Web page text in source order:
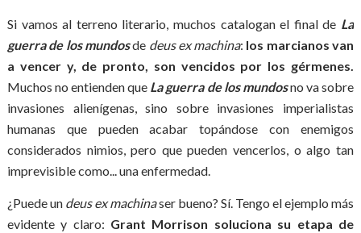
Si vamos al terreno literario, muchos catalogan el final de La
guerra de los mundosde deus ex machina: los marcianos van
a vencer y, de pronto, son vencidos por los gérmenes.
Muchos no entienden que La guerra de los mundosno va sobre
invasiones alienígenas, sino sobre invasiones imperialistas
humanas que pueden acabar topándose con enemigos
considerados nimios, pero que pueden vencerlos, o algo tan
imprevisible como... una enfermedad.
¿Puede un deus ex machinaser bueno? Sí. Tengo el ejemplo más
evidente y claro: Grant Morrison soluciona su etapa de